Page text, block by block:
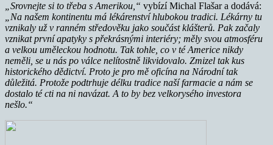
„Srovnejte si to třeba s Amerikou,“ vybízí Michal Flašar a dodává:
„Na našem kontinentu má lékárenství hlubokou tradici. Lékárny tu
vznikaly už v ranném středověku jako součást klášterů. Pak začaly
vznikat první apatyky s překrásnými interiéry; měly svou atmosféru
a velkou uměleckou hodnotu. Tak tohle, co v té Americe nikdy
neměli, se u nás po válce nelítostně likvidovalo. Zmizel tak kus
historického dědictví. Proto je pro mě oficína na Národní tak
důležitá. Protože podtrhuje délku tradice naší farmacie a nám se
dostalo té cti na ni navázat. A to by bez velkorysého investora
nešlo.“